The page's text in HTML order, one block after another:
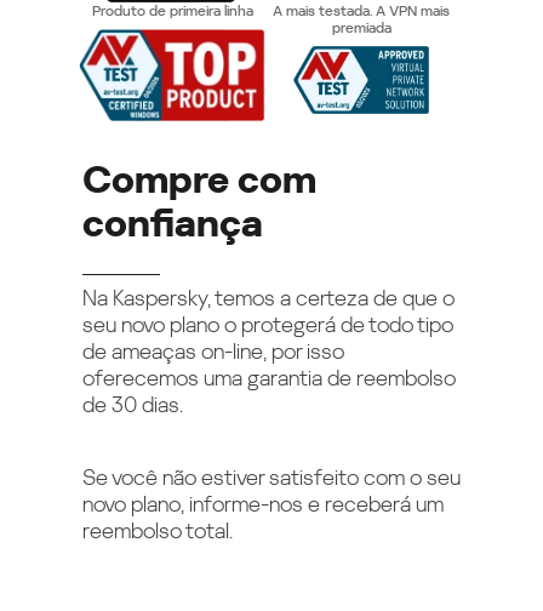
Produto de primeira linha
A mais testada. A VPN mais
premiada
Compre com
confiança
Na Kaspersky, temos a certeza de que o
seu novo plano o protegerá de todo tipo
de ameaças on-line, por isso
oferecemos uma garantia de reembolso
de 30 dias.
Se você não estiver satisfeito com o seu
novo plano, informe-nos e receberá um
reembolso total.